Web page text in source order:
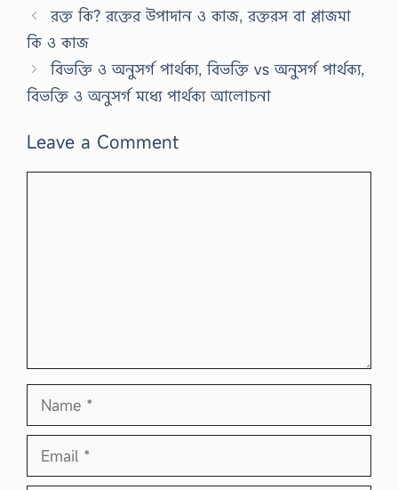
রক্ত কি? রক্তের উপাদান ও কাজ, রক্তরস বা প্লাজমা
কি ও কাজ
বিভক্তি ও অনুসর্গ পার্থক্য, বিভক্তি vs অনুসর্গ পার্থক্য,
বিভক্তি ও অনুসর্গ মধ্যে পার্থক্য আলোচনা
Leave a Comment
Name
Email